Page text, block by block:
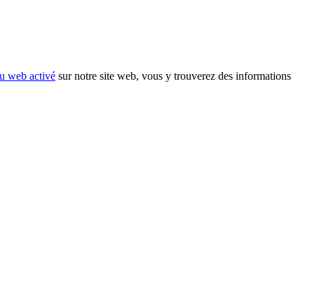
web activé sur notre site web, vous y trouverez des informations